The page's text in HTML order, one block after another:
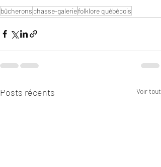
bûcherons chasse-galeriefolklore québécois
Posts récents Voir tout